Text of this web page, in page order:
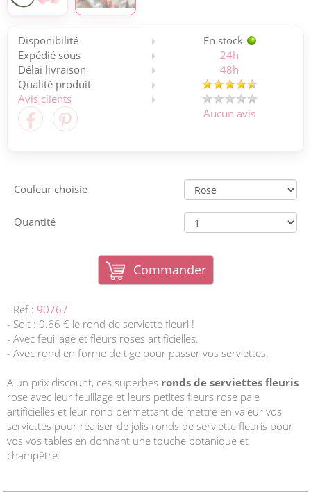
Disponibilité
En stock
Expédié sous
24h
Délai livraison
48h
Qualité produit
Avis clients
Aucun avis
Couleur choisie
Quantité
Commander
- Ref : 90767
- Soit : 0.66 € le rond de serviette fleuri !
- Avec feuillage et fleurs roses artificielles.
- Avec rond en forme de tige pour passer vos serviettes.
A un prix discount, ces superbes ronds de serviettes fleuris
rose avec leur feuillage et leurs petites fleurs rose pale
artificielles et leur rond permettant de mettre en valeur vos
serviettes pour réaliser de jolis ronds de serviette fleuris pour
vos vos tables en donnant une touche botanique et
champêtre.